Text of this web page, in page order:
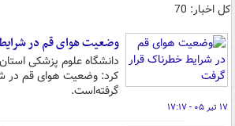
کل اخبار: 70
وضعیت هوای قم در
دانشگاه علوم پزشکی
کرد: وضعیت هوای قم در
گرفته‌است.
۱۷ تیر ۰۵ - ۱۷:۱۷